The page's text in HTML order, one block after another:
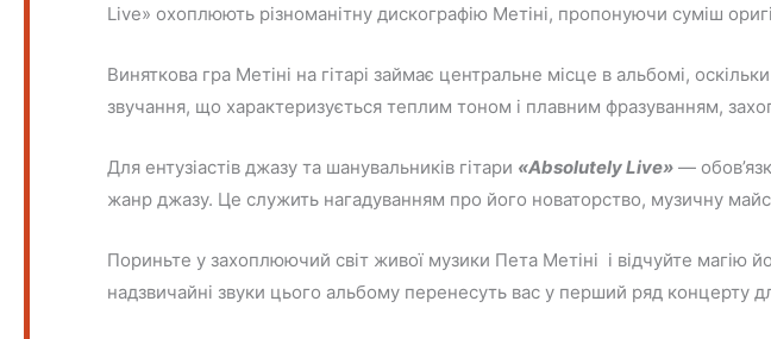
Live» охоплюють різноманітну дискографію Метіні, пропонуючи суміш
Виняткова гра Метіні на гітарі займає центральне місце в альбомі,
звучання, що характеризується теплим тоном і плавним фразуванням,
Для ентузіастів джазу та шанувальників гітари «Absolutely Live» —
жанр джазу. Це служить нагадуванням про його новаторство, музичну
Пориньте у захоплюючий світ живої музики Пета Метіні і відчуйте магію
надзвичайні звуки цього альбому перенесуть вас у перший ряд концерту